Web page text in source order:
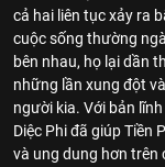
cả hai liên tục xảy ra
cuộc sống thường
bên nhau, họ lại dần
những lần xung đột
người kia. Với bản
Diệc Phi đã giúp Tiền
và ung dung hơn trên